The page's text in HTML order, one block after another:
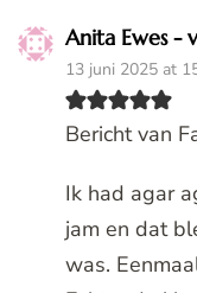
Anita Ewes -
13 juni 2025 at
Bericht van
Ik had agar
jam en dat
was.